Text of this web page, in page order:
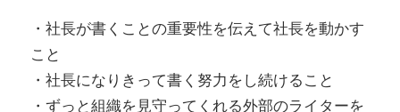
・社長が書くことの重要性を伝えて社長を動かす
こと
・社長になりきって書く努力をし続けること
・ずっと組織を見守ってくれる外部のライターを